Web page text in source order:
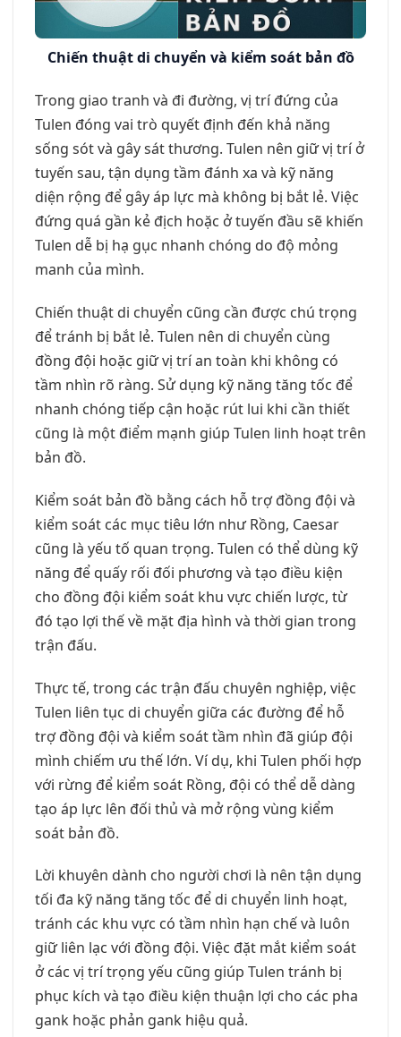
Chiến thuật di chuyển và kiểm soát bản đồ
Trong giao tranh và đi đường, vị trí đứng của
Tulen đóng vai trò quyết định đến khả năng
sống sót và gây sát thương. Tulen nên giữ vị trí ở
tuyến sau, tận dụng tầm đánh xa và kỹ năng
diện rộng để gây áp lực mà không bị bắt lẻ. Việc
đứng quá gần kẻ địch hoặc ở tuyến đầu sẽ khiến
Tulen dễ bị hạ gục nhanh chóng do độ mỏng
manh của mình.
Chiến thuật di chuyển cũng cần được chú trọng
để tránh bị bắt lẻ. Tulen nên di chuyển cùng
đồng đội hoặc giữ vị trí an toàn khi không có
tầm nhìn rõ ràng. Sử dụng kỹ năng tăng tốc để
nhanh chóng tiếp cận hoặc rút lui khi cần thiết
cũng là một điểm mạnh giúp Tulen linh hoạt trên
bản đồ.
Kiểm soát bản đồ bằng cách hỗ trợ đồng đội và
kiểm soát các mục tiêu lớn như Rồng, Caesar
cũng là yếu tố quan trọng. Tulen có thể dùng kỹ
năng để quấy rối đối phương và tạo điều kiện
cho đồng đội kiểm soát khu vực chiến lược, từ
đó tạo lợi thế về mặt địa hình và thời gian trong
trận đấu.
Thực tế, trong các trận đấu chuyên nghiệp, việc
Tulen liên tục di chuyển giữa các đường để hỗ
trợ đồng đội và kiểm soát tầm nhìn đã giúp đội
mình chiếm ưu thế lớn. Ví dụ, khi Tulen phối hợp
với rừng để kiểm soát Rồng, đội có thể dễ dàng
tạo áp lực lên đối thủ và mở rộng vùng kiểm
soát bản đồ.
Lời khuyên dành cho người chơi là nên tận dụng
tối đa kỹ năng tăng tốc để di chuyển linh hoạt,
tránh các khu vực có tầm nhìn hạn chế và luôn
giữ liên lạc với đồng đội. Việc đặt mắt kiểm soát
ở các vị trí trọng yếu cũng giúp Tulen tránh bị
phục kích và tạo điều kiện thuận lợi cho các pha
gank hoặc phản gank hiệu quả.